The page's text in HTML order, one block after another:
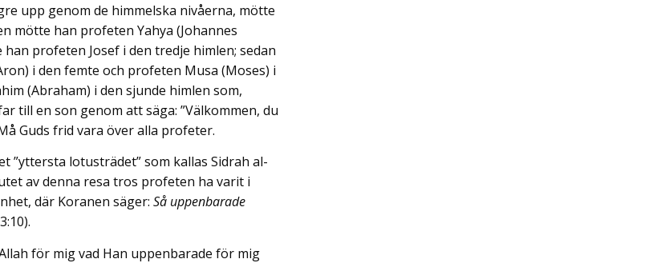
upp genom de himmelska nivåerna, mötte
mötte han profeten Yahya (Johannes
profeten Josef i den tredje himlen; sedan
i den femte och profeten Musa (Moses) i
(Abraham) i den sjunde himlen som,
till en son genom att säga: ”Välkommen, du
Guds frid vara över alla profeter.
”yttersta lotusträdet” som kallas Sidrah al-
av denna resa tros profeten ha varit i
där Koranen säger: Så uppenbarade
för mig vad Han uppenbarade för mig